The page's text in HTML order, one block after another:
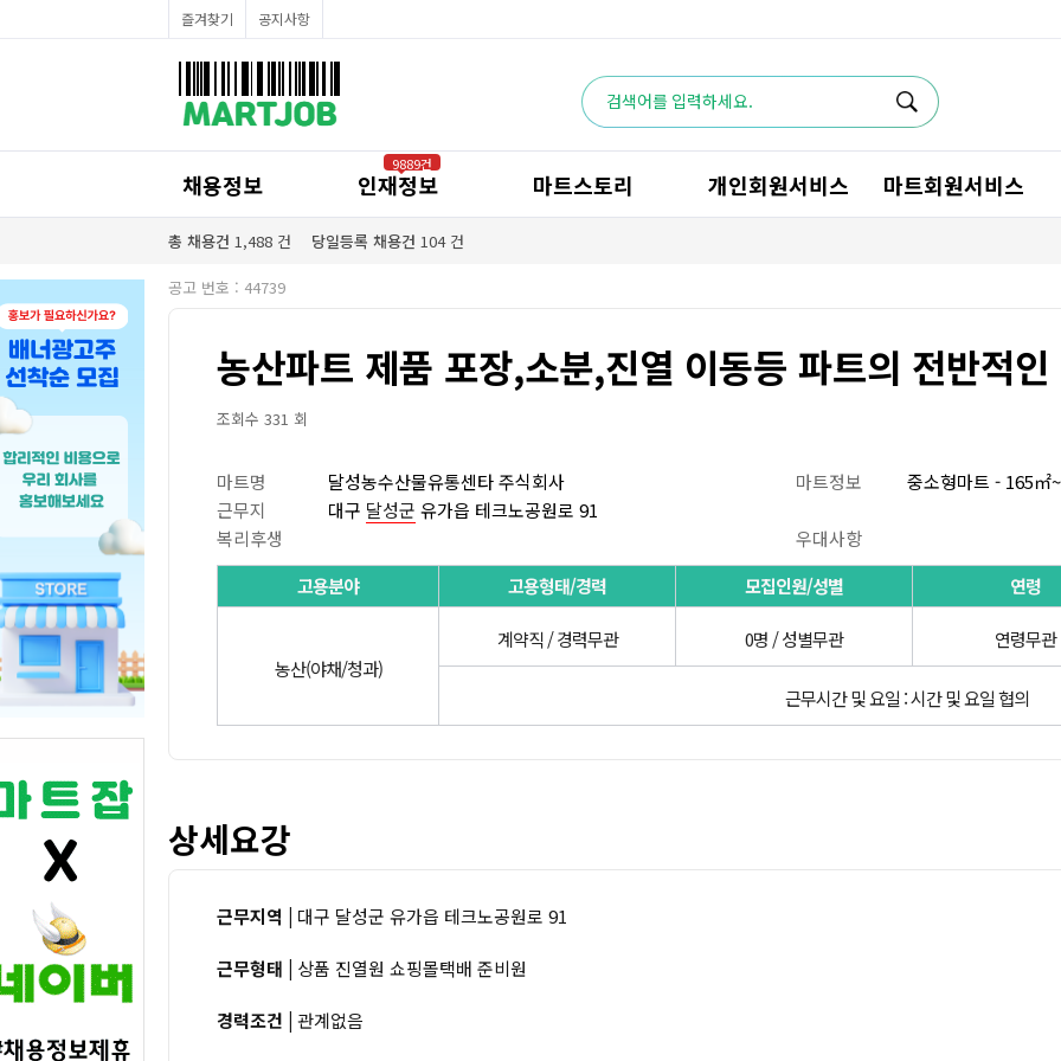
공산직원채용정보
농산/야채청과직원채용정보
수산직원채용정보
즐겨찾기 공지사항
채용정보 인재정보
9889건
마트스토리 개인회원서비스 마트회원서비스
총 채용건 1,488 건 당일등록 채용건 104건
공고 번호 : 44739
농산파트 제품 포장,소분,진열 이동등 파트의 전반적인
조회수 331 회
마트명 달성농수산물유통센타 주식회사 마트정보
중소형마트 - 165㎡
근무지
대구 달성군 유가읍 테크노공원로 91
복리후생
우대사항
고용분야
고용형태/경력 모집인원/성별 연령
농산(야채/청과)
계약직 / 경력무관 0명 / 성별무관 연령무관
근무시간 및 요일 : 시간 및 요일 협의
상세요강
근무지역 | 대구 달성군 유가읍 테크노공원로 91
근무형태 | 상품 진열원 쇼핑몰택배 준비원
경력조건 | 관계없음